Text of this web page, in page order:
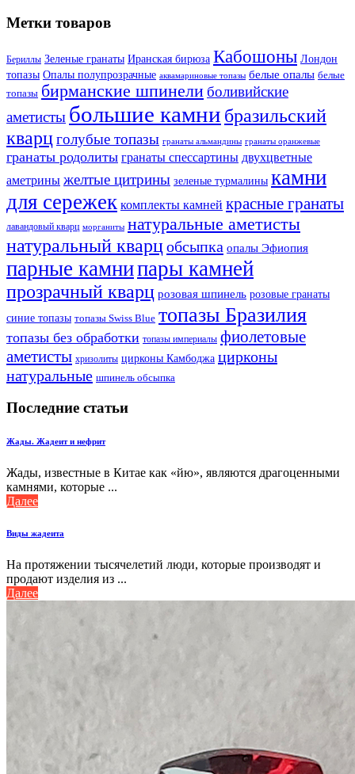
Метки товаров
Бериллы Зеленые гранаты Иранская бирюза Кабошоны Лондон
топазы Опалы полупрозрачные аквамариновые топазы белые опалы белые
топазы бирманские шпинелиболивийские
аметисты большие камни бразильский
кварцголубые топазы гранаты альмандины гранаты оранжевые
гранаты родолиты гранаты спессартины двухцветные
аметрины желтые цитрины зеленые турмалины камни
для сережек комплекты камней красные гранаты
лавандовый кварц морганиты натуральные аметисты
натуральный кварцобсыпка опалы Эфиопия
парные камнипары камней
прозрачный кварц розовая шпинель розовые гранаты
синие топазы топазы Swiss Blue топазы Бразилия
топазы без обработки топазы империалы фиолетовые
аметисты хризолиты цирконы Камбоджа цирконы
натуральные шпинель обсыпка
Последние статьи
Жады. Жадеит и нефрит
Жады, известные в Китае как «йю», являются драгоценными
камнями, которые ...
Далее
Виды жадеита
На протяжении тысячелетий люди, которые производят и
продают изделия из ...
Далее